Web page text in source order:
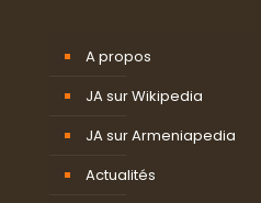
A propos
JA sur Wikipedia
JA sur Armeniapedia
Actualités